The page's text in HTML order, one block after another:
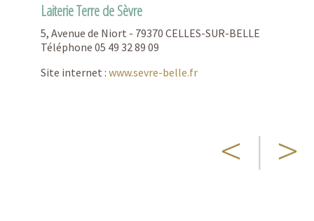
Laiterie Terre de Sèvre
5, Avenue de Niort - 79370 CELLES-SUR-BELLE
Téléphone 05 49 32 89 09
Site internet :www.sevre-belle.fr
< >